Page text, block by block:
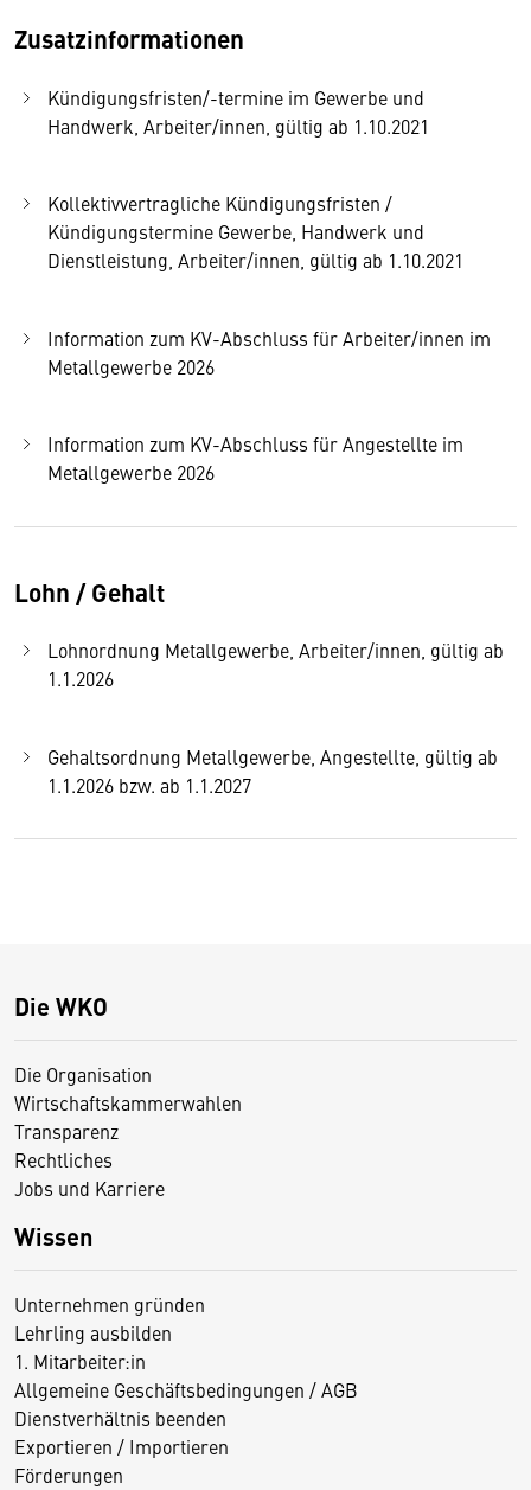
Zusatzinformationen
Kündigungsfristen/-termine im Gewerbe und
Handwerk, Arbeiter/innen, gültig ab 1.10.2021
Kollektivvertragliche Kündigungsfristen /
Kündigungstermine Gewerbe, Handwerk und
Dienstleistung, Arbeiter/innen, gültig ab 1.10.2021
Information zum KV-Abschluss für Arbeiter/innen im
Metallgewerbe 2026
Information zum KV-Abschluss für Angestellte im
Metallgewerbe 2026
Lohn / Gehalt
Lohnordnung Metallgewerbe, Arbeiter/innen, gültig ab
1.1.2026
Gehaltsordnung Metallgewerbe, Angestellte, gültig ab
1.1.2026 bzw. ab 1.1.2027
Die WKO
Die Organisation
Wirtschaftskammerwahlen
Transparenz
Rechtliches
Jobs und Karriere
Wissen
Unternehmen gründen
Lehrling ausbilden
1. Mitarbeiter:in
Allgemeine Geschäftsbedingungen / AGB
Dienstverhältnis beenden
Exportieren / Importieren
Förderungen